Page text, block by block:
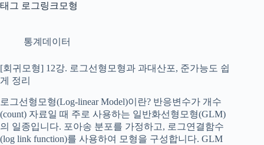
태그 로그링크모형
통계데이터
[회귀모형] 12강. 로그선형모형과 과대산포, 준가능도 쉽
게 정리
로그선형모형(Log-linear Model)이란? 반응변수가 개수
(count) 자료일 때 주로 사용하는 일반화선형모형(GLM)
의 일종입니다. 포아송 분포를 가정하고, 로그연결함수
(log link function)를 사용하여 모형을 구성합니다. GLM